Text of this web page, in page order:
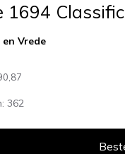
1694
en Vrede
362